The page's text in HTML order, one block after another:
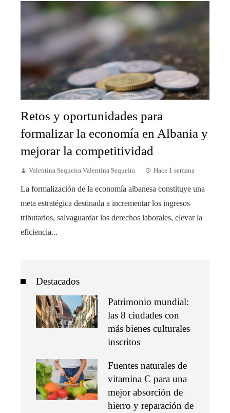
Retos y oportunidades para
formalizar la economía en Albania y
mejorar la competitividad
Valentina Sequeira Valentina Sequeira Hace 1 semana
La formalización de la economía albanesa constituye una
meta estratégica destinada a incrementar los ingresos
tributarios, salvaguardar los derechos laborales, elevar la
eficiencia...
Destacados
Patrimonio mundial:
las 8 ciudades con
más bienes culturales
inscritos
Fuentes naturales de
vitamina C para una
mejor absorción de
hierro y reparación de